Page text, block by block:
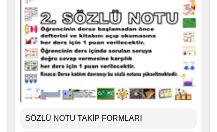
SÖZLÜ NOTU TAKİP FORMLARI